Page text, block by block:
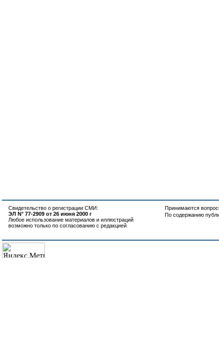
Свидетельство о регистрации СМИ:
ЭЛ N° 77-2909 от 26 июня 2000 г
Любое использование материалов и иллюстраций
возможно только по согласованию с редакцией
Принимаются
По содержанию